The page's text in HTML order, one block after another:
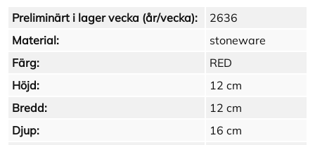
Preliminärt i lager vecka (år/vecka):
2636
Material:
stoneware
Färg:
RED
Höjd:
12 cm
Bredd:
12 cm
Djup:
16 cm